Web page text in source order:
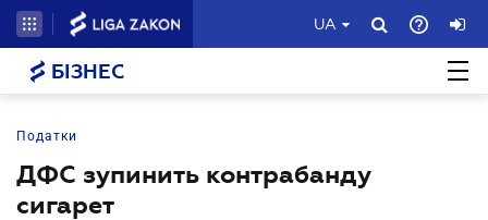
UA
БІЗНЕС
Податки
ДФС зупинить контрабанду
сигарет